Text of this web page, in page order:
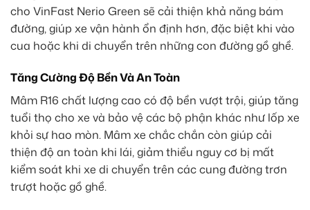
cho VinFast Nerio Green sẽ cải thiện khả năng bám
đường, giúp xe vận hành ổn định hơn, đặc biệt khi vào
cua hoặc khi di chuyển trên những con đường gồ ghề.
Tăng Cường Độ Bền Và An Toàn
Mâm R16 chất lượng cao có độ bền vượt trội, giúp tăng
tuổi thọ cho xe và bảo vệ các bộ phận khác như lốp xe
khỏi sự hao mòn. Mâm xe chắc chắn còn giúp cải
thiện độ an toàn khi lái, giảm thiểu nguy cơ bị mất
kiểm soát khi xe di chuyển trên các cung đường trơn
trượt hoặc gồ ghề.